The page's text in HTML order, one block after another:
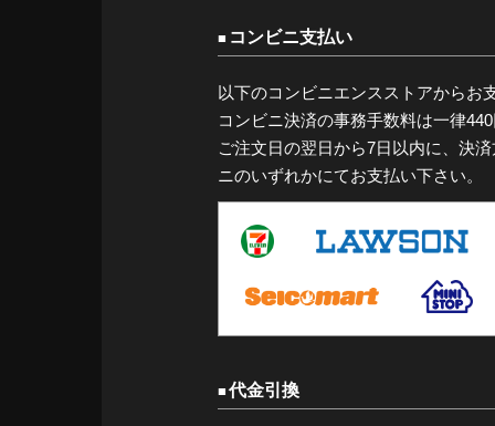
コンビニ支払い
以下のコンビニエンスストアからお
コンビニ決済の事務手数料は一律
ご注文日の翌日から7日以内に、決
ニのいずれかにてお支払い下さい。
代金引換